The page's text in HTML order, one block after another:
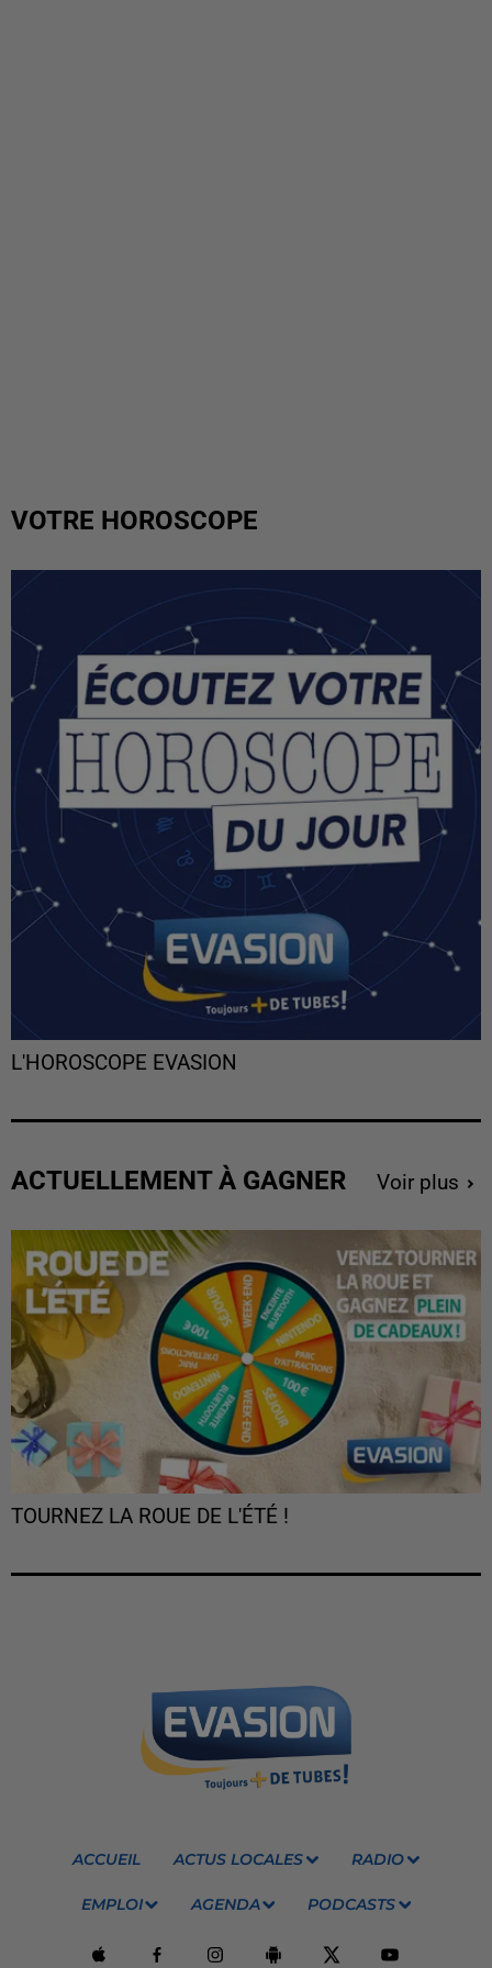
VOTRE HOROSCOPE
L'HOROSCOPE EVASION
ACTUELLEMENT À GAGNER Voir plus
TOURNEZ LA ROUE DE L'ÉTÉ !
ACCUEIL ACTUS LOCALES RADIO
EMPLOI AGENDA PODCASTS